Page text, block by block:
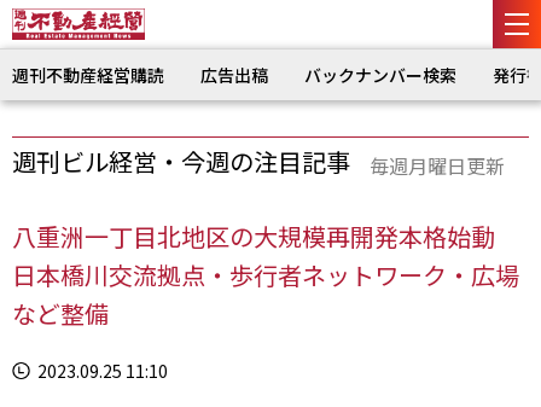
週刊不動産経営購読 広告出稿 バックナンバー検索 発行
週刊ビル経営・今週の注目記事 毎週月曜日更新
八重洲一丁目北地区の大規模再開発本格始動
日本橋川交流拠点・歩行者ネットワーク・広場
など整備
2023.09.25 11:10